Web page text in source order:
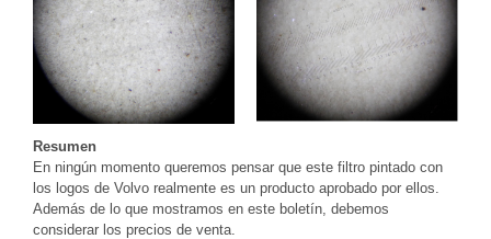
Resumen
En ningún momento queremos pensar que este filtro pintado con
los logos de Volvo realmente es un producto aprobado por ellos.
Además de lo que mostramos en este boletín, debemos
considerar los precios de venta.